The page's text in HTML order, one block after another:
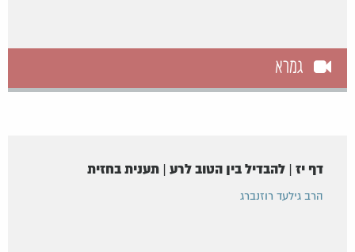
גמרא
דף יז | להבדיל בין הטוב לרע | תענית בחזית
הרב גילעד רוזנברג